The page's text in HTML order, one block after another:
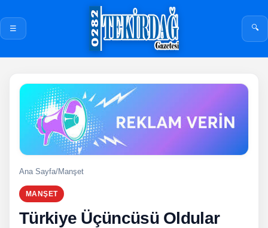
☰ 🔍
Ana Sayfa/Manşet
MANŞET
Türkiye Üçüncüsü Oldular